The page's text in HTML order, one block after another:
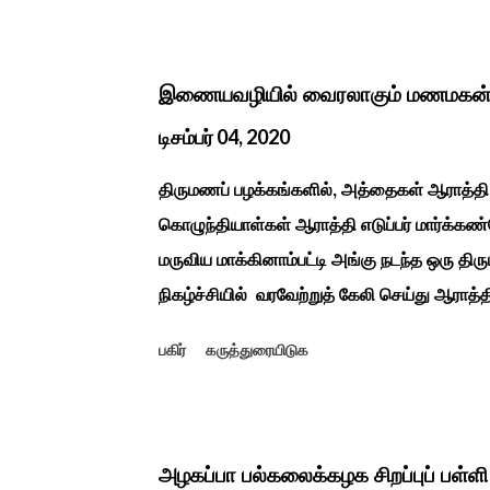
தமிழர்கள் சொந்த பிள்ளைகளைப் போல
இயற்கையுடன் இணைந்த இயந்திரம் இல்லாத
...
இணையவழியில் வைரலாகும்
டிசம்பர் 04, 2020
திருமணப் பழக்கங்களில், அத்தைகள்
கொழுந்தியாள்கள் ஆராத்தி எடுப்பர்
மருவிய மாக்கினாம்பட்டி அங்கு நடந்த ஒரு
நிகழ்ச்சியில் வரவேற்றுத் கேலி செய்து
காலத்தால் மறைந்தும் காலச்சுவட்டில்
வேறுபடுடன் தான் இருக்கும்.அப்படி
பகிர் கருத்துரையிடுக
அழகப்பா பல்கலைக்கழக சிறப்புப்